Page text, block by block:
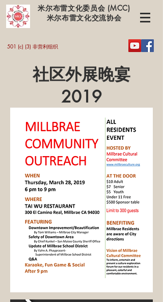
米尔布雷文化委员会 (MCC)
米尔布雷文化交流协会
501 (c) (3) 非营利组织
社区外展晚宴
2019